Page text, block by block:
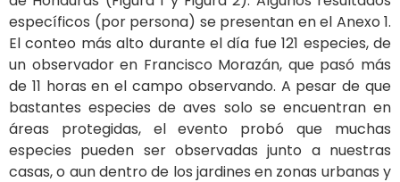
específicos (por persona) se presentan en el Anexo 1.
El conteo más alto durante el día fue 121 especies, de
un observador en Francisco Morazán, que pasó más
de 11 horas en el campo observando. A pesar de que
bastantes especies de aves solo se encuentran en
áreas protegidas, el evento probó que muchas
especies pueden ser observadas junto a nuestras
casas, o aun dentro de los jardines en zonas urbanas y